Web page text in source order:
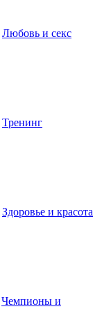
Любовь и секс
Тренинг
Здоровье и красота
Чемпионы и